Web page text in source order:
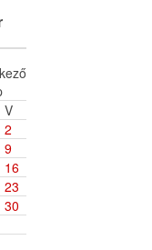
V
2
9
16
23
30